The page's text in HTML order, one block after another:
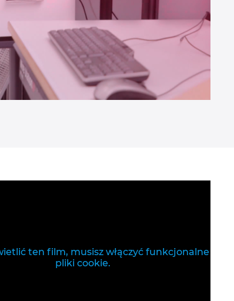
ten film, musisz włączyć funkcjonalne
pliki cookie.